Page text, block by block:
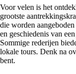
Voor velen is het
grootste
die worden
en geschiedenis van
Sommige rederijen
lokale tours. Denk na
bent.